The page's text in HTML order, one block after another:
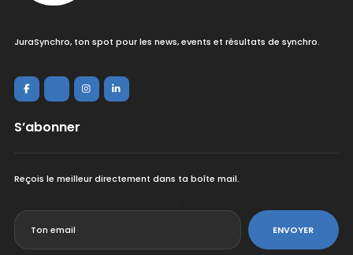
JuraSynchro, ton spot pour les news, events et résultats de synchro.
S’abonner
Reçois le meilleur directement dans ta boîte mail.
ENVOYER